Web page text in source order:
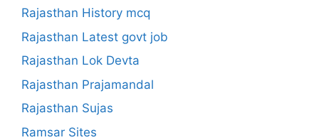
Rajasthan History mcq
Rajasthan Latest govt job
Rajasthan Lok Devta
Rajasthan Prajamandal
Rajasthan Sujas
Ramsar Sites